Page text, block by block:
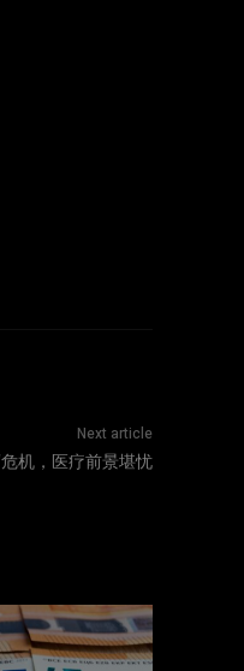
Next article
机，医疗前景堪忧